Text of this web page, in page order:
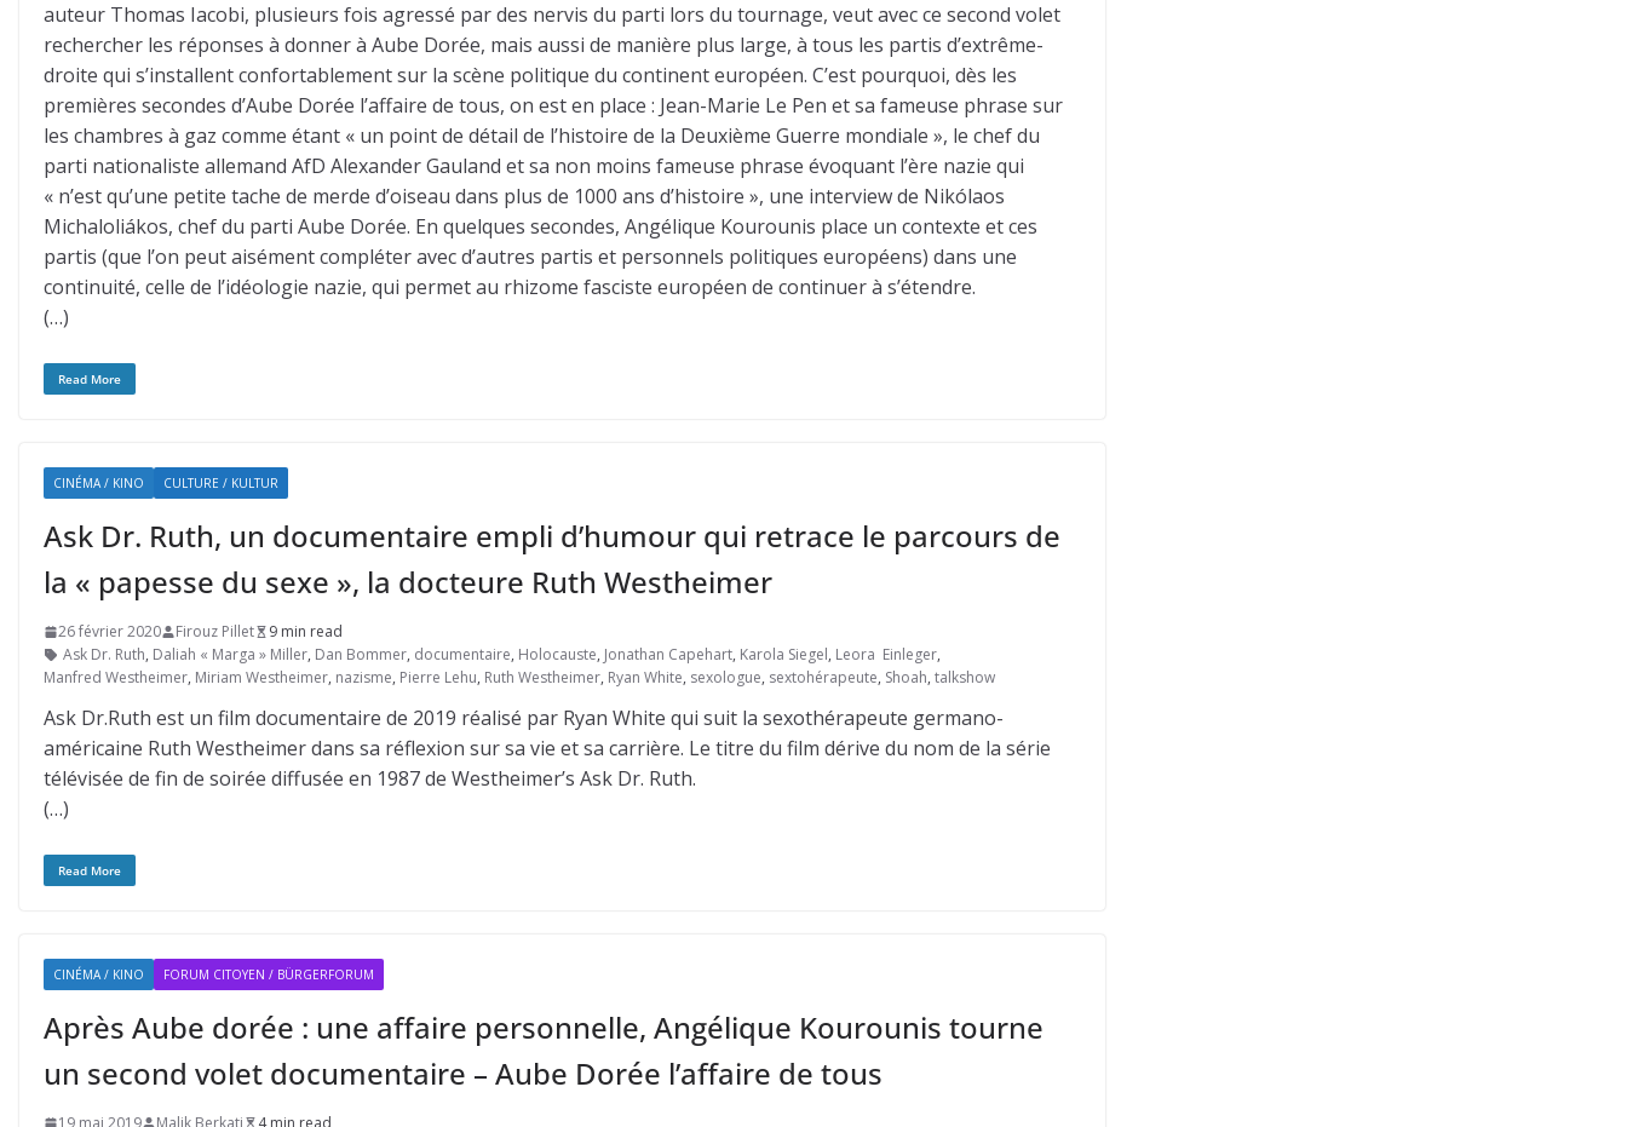
auteur Thomas Iacobi, plusieurs fois agressé par des nervis du parti lors du tournage, veut avec ce second volet
rechercher les réponses à donner à Aube Dorée, mais aussi de manière plus large, à tous les partis d’extrême-
droite qui s’installent confortablement sur la scène politique du continent européen. C’est pourquoi, dès les
premières secondes d’Aube Dorée l’affaire de tous, on est en place : Jean-Marie Le Pen et sa fameuse phrase sur
les chambres à gaz comme étant « un point de détail de l’histoire de la Deuxième Guerre mondiale », le chef du
parti nationaliste allemand AfD Alexander Gauland et sa non moins fameuse phrase évoquant l’ère nazie qui
« n’est qu’une petite tache de merde d’oiseau dans plus de 1000 ans d’histoire », une interview de Nikólaos
Michaloliákos, chef du parti Aube Dorée. En quelques secondes, Angélique Kourounis place un contexte et ces
partis (que l’on peut aisément compléter avec d’autres partis et personnels politiques européens) dans une
continuité, celle de l’idéologie nazie, qui permet au rhizome fasciste européen de continuer à s’étendre.
(…)
Read More
CINÉMA / KINO CULTURE / KULTUR
Ask Dr. Ruth, un documentaire empli d’humour qui retrace le parcours de
la « papesse du sexe », la docteure Ruth Westheimer
26 février 2020 Firouz Pillet
9 min read
Ask Dr. Ruth, Daliah « Marga » Miller, Dan Bommer, documentaire, Holocauste, Jonathan Capehart, Karola Siegel, Leora Einleger,
Manfred Westheimer, Miriam Westheimer, nazisme, Pierre Lehu, Ruth Westheimer, Ryan White, sexologue, sextohérapeute, Shoah, talkshow
Ask Dr.Ruth est un film documentaire de 2019 réalisé par Ryan White qui suit la sexothérapeute germano-
américaine Ruth Westheimer dans sa réflexion sur sa vie et sa carrière. Le titre du film dérive du nom de la série
télévisée de fin de soirée diffusée en 1987 de Westheimer’s Ask Dr. Ruth.
(…)
Read More
CINÉMA / KINO FORUM CITOYEN / BÜRGERFORUM
Après Aube dorée : une affaire personnelle, Angélique Kourounis tourne
un second volet documentaire – Aube Dorée l’affaire de tous
19 mai 2019 Malik Berkati
4 min read